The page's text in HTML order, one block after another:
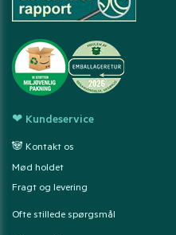
❤ Kundeservice
🐼 Kontakt os
Mød holdet
Fragt og levering
Ofte stillede spørgsmål